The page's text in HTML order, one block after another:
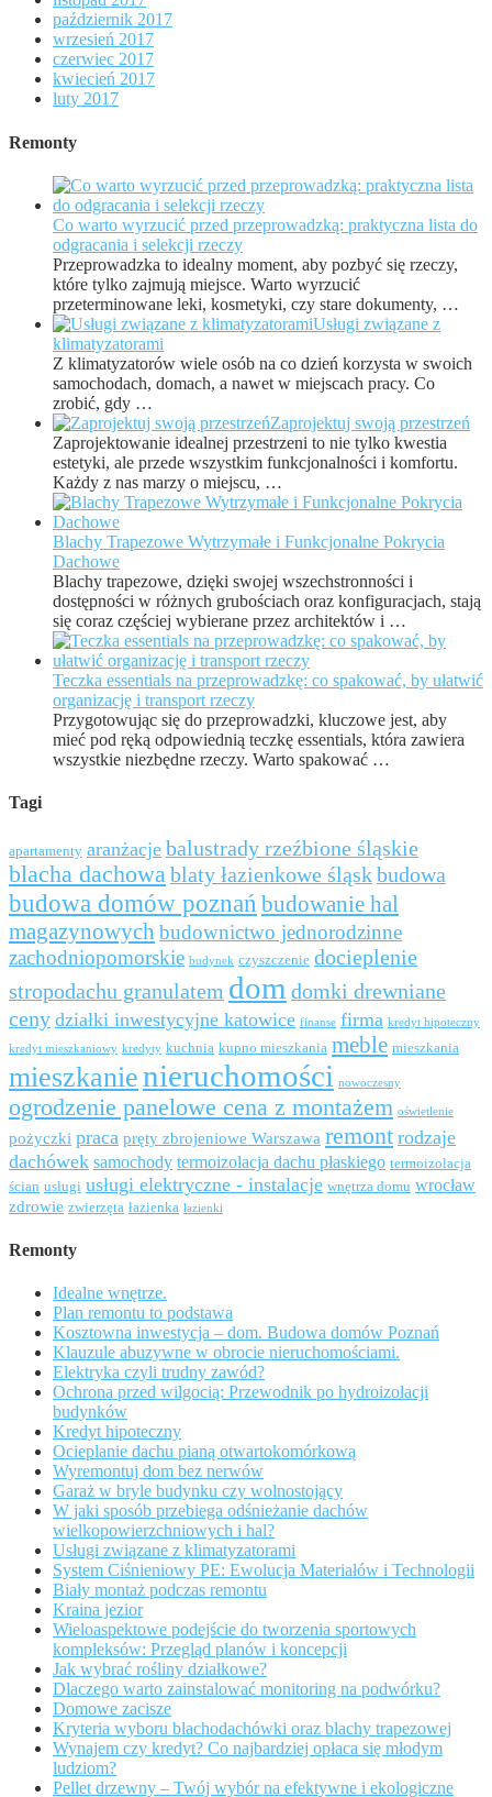
październik 2017
wrzesień 2017
czerwiec 2017
kwiecień 2017
luty 2017
Remonty
Co warto wyrzucić przed przeprowadzką: praktyczna lista do
odgracania i selekcji rzeczy
Przeprowadzka to idealny moment, aby pozbyć się rzeczy,
które tylko zajmują miejsce. Warto wyrzucić
przeterminowane leki, kosmetyki, czy stare dokumenty, …
Usługi związane z
klimatyzatorami
Z klimatyzatorów wiele osób na co dzień korzysta w swoich
samochodach, domach, a nawet w miejscach pracy. Co
zrobić, gdy …
Zaprojektuj swoją przestrzeń
Zaprojektowanie idealnej przestrzeni to nie tylko kwestia
estetyki, ale przede wszystkim funkcjonalności i komfortu.
Każdy z nas marzy o miejscu, …
Blachy Trapezowe Wytrzymałe i Funkcjonalne Pokrycia
Dachowe
Blachy trapezowe, dzięki swojej wszechstronności i
dostępności w różnych grubościach oraz konfiguracjach, stają
się coraz częściej wybierane przez architektów i …
Teczka essentials na przeprowadzkę: co spakować, by ułatwić
organizację i transport rzeczy
Przygotowując się do przeprowadzki, kluczowe jest, aby
mieć pod ręką odpowiednią teczkę essentials, która zawiera
wszystkie niezbędne rzeczy. Warto spakować …
Tagi
apartamenty aranżacje balustrady rzeźbione śląskie
blacha dachowablaty łazienkowe śląskbudowa
budowa domów poznań budowanie hal
magazynowych budownictwo jednorodzinne
zachodniopomorskie budynek czyszczenie docieplenie
stropodachu granulatem dom domki drewniane
ceny działki inwestycyjne katowice finanse firma kredyt hipoteczny
kredyt mieszkaniowy kredyty kuchnia kupno mieszkania meble mieszkania
mieszkanienieruchomości nowoczesny
ogrodzenie panelowe cena z montażem oświetlenie
pożyczki praca pręty zbrojeniowe Warszawa remont rodzaje
dachówek samochody termoizolacja dachu płaskiego termoizolacja
ścian usługi usługi elektryczne - instalacje wnętrza domu wrocław
zdrowie zwierzęta łazienka łazienki
Remonty
Idealne wnętrze.
Plan remontu to podstawa
Kosztowna inwestycja – dom. Budowa domów Poznań
Klauzule abuzywne w obrocie nieruchomościami.
Elektryka czyli trudny zawód?
Ochrona przed wilgocią: Przewodnik po hydroizolacji
budynków
Kredyt hipoteczny
Ocieplanie dachu pianą otwartokomórkową
Wyremontuj dom bez nerwów
Garaż w bryle budynku czy wolnostojący
W jaki sposób przebiega odśnieżanie dachów
wielkopowierzchniowych i hal?
Usługi związane z klimatyzatorami
System Ciśnieniowy PE: Ewolucja Materiałów i Technologii
Biały montaż podczas remontu
Kraina jezior
Wieloaspektowe podejście do tworzenia sportowych
kompleksów: Przegląd planów i koncepcji
Jak wybrać rośliny działkowe?
Dlaczego warto zainstalować monitoring na podwórku?
Domowe zacisze
Kryteria wyboru blachodachówki oraz blachy trapezowej
Wynajem czy kredyt? Co najbardziej opłaca się młodym
ludziom?
Pellet drzewny – Twój wybór na efektywne i ekologiczne